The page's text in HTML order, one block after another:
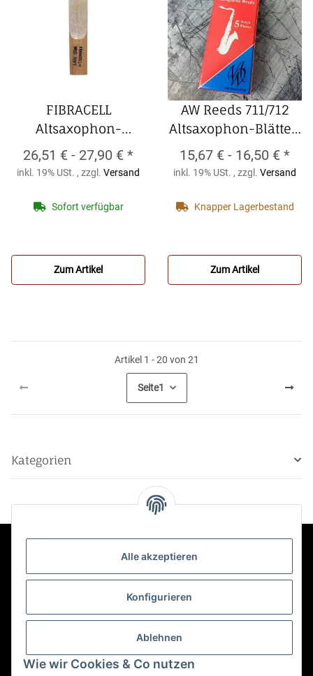
Alle akzeptieren
Konfigurieren
Ablehnen
Wie wir Cookies & Co nutzen
FIBRACELL
Altsaxophon-
Kunststoffblatt
(1Stck.)FIBRACELL
Kunststoffblatt
26,51 € - 27,90 € *
inkl. 19% USt. , zzgl. Versand
Sofort verfügbar
Zum Artikel
AW Reeds 711/712
Altsaxophon-Blätter,
Wilscher (5er
Packung)
AW Reeds
Blätter, Wilscher (5er
15,67 € - 16,50 € *
inkl. 19% USt. , zzgl. Versand
Knapper Lagerbestand
Zum Artikel
Artikel 1 - 20 von 21
Seite1
Kategorien
Informationen
Mehr über